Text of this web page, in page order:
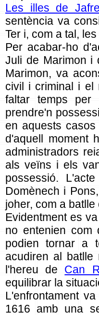
Les illes de
sentència va
Ter i, com a tal,
Per acabar-ho
Juli de Marimon i
Marimon, va
civil i criminal i el
faltar temps per
prendre'n
en aquests
d'aquell moment
administradors
als veïns i els
possessió.
Domènech i
joher, com a
Evidentment es
no entenien com
podien tornar a
acudiren al batlle
l'hereu de Can
equilibrar la
L'enfrontament
1616 amb una